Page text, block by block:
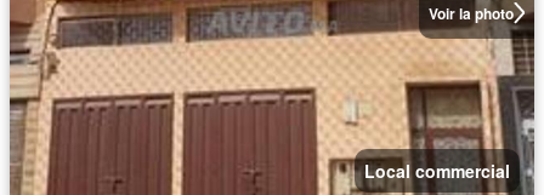
Voir la photo
Local commercial